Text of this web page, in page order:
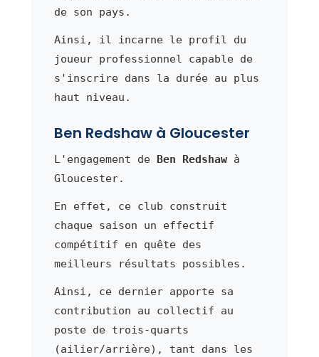
de son pays.
Ainsi, il incarne le profil du
joueur professionnel capable de
s'inscrire dans la durée au plus
haut niveau.
Ben Redshaw à Gloucester
L'engagement de Ben Redshawà
Gloucester.
En effet, ce club construit
chaque saison un effectif
compétitif en quête des
meilleurs résultats possibles.
Ainsi, ce dernier apporte sa
contribution au collectif au
poste de trois-quarts
(ailier/arrière), tant dans les